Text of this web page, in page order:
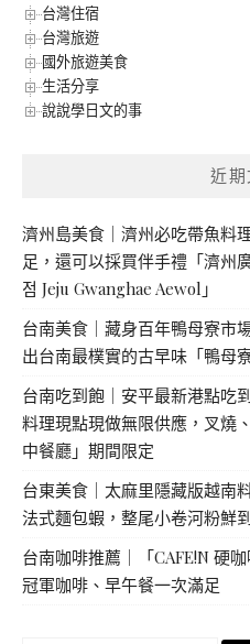
台灣住宿
台灣旅遊
國外旅遊美食
生活分享
說說學日文的事
近期
濟州島美食｜濟州必吃帶魚料
足，還可以採買伴手禮「濟州
점 Jeju Gwanghae Aewol」
台南美食｜藏身百年鴨母寮市
出台南最樸實的古早味「鴨母
台南吃到飽｜安平最新港點吃
料理現點現做無限供應，叉燒
中餐廳」期間限定
台東美食｜太麻里隱藏版越南
法式麵包蝦，整尾小卷河粉鮮
台南咖啡推薦｜「CAFE!N 硬
冠軍咖啡、早午餐一次滿足